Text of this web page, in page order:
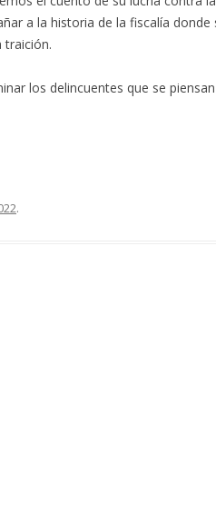
a la historia de la fiscalía donde
traición.
los delincuentes que se
.